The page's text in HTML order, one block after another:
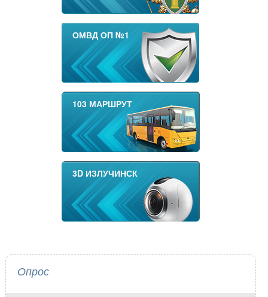
ОМВД ОП №1
103 МАРШРУТ
3D ИЗЛУЧИНСК
Опрос